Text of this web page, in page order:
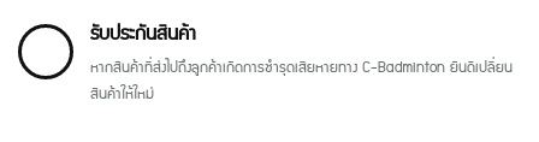
รับประกันสินค้า
หากสินค้าที่ส่งไปถึงลูกค้าเกิดการชำรุดเสียหายทาง C-Badminton ยินดีเปลี่ยน
สินค้าให้ใหม่